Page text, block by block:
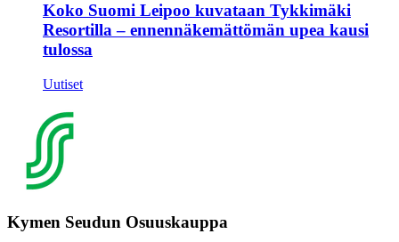
Koko Suomi Leipoo kuvataan Tykkimäki
Resortilla – ennennäkemättömän upea kausi
tulossa
Uutiset
Kymen Seudun Osuuskauppa